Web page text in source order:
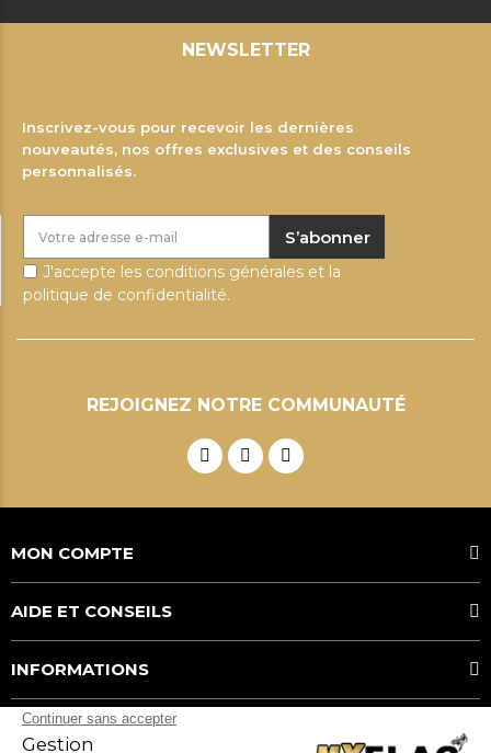
NEWSLETTER
Inscrivez-vous pour recevoir les dernières
nouveautés, nos offres exclusives et des conseils
personnalisés.
S’abonner
J'accepte les conditions générales et la
politique de confidentialité.
REJOIGNEZ NOTRE COMMUNAUTÉ
MON COMPTE
AIDE ET CONSEILS
INFORMATIONS